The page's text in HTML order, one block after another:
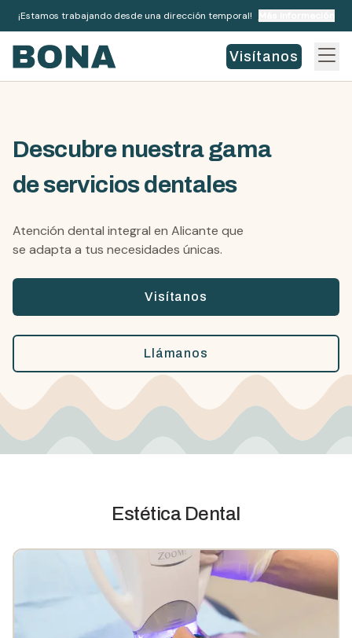
¡Estamos trabajando desde una dirección temporal!
Visítanos
Descubre nuestra gama
de servicios dentales
Atención dental integral en Alicante que
se adapta a tus necesidades únicas.
Visítanos
Llámanos
Estética Dental